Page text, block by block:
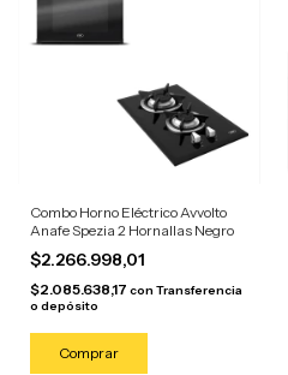
Combo Horno Eléctrico Avvolto
Anafe Spezia 2 Hornallas Negro
$2.266.998,01
$2.085.638,17 con Transferencia
o depósito